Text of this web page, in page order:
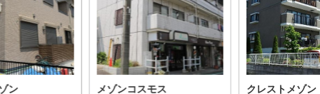
ン メゾンコスモス クレストメゾン